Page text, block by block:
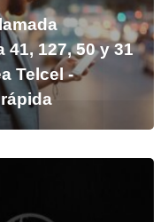
41, 127, 50 y 31
Telcel -